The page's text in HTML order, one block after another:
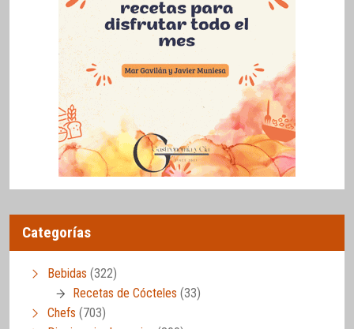
Categorías
Bebidas (322)
Recetas de Cócteles (33)
Chefs (703)